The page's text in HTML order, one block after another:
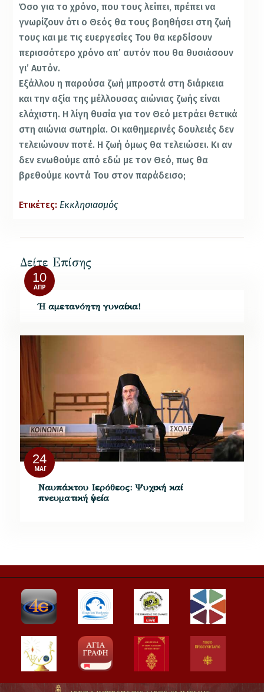
Όσο για το χρόνο, που τους λείπει, πρέπει να
γνωρίζουν ότι ο Θεός θα τους βοηθήσει στη ζωή
τους και με τις ευεργεσίες Του θα κερδίσουν
περισσότερο χρόνο απ’ αυτόν που θα θυσιάσουν
γι’ Αυτόν.
Εξάλλου η παρούσα ζωή μπροστά στη διάρκεια
και την αξία της μέλλουσας αιώνιας ζωής είναι
ελάχιστη. Η λίγη θυσία για τον Θεό μετράει θετικά
στη αιώνια σωτηρία. Οι καθημερινές δουλειές δεν
τελειώνουν ποτέ. Η ζωή όμως θα τελειώσει. Κι αν
δεν ενωθούμε από εδώ με τον Θεό, πως θα
βρεθούμε κοντά Του στον παράδεισο;
Ετικέτες: Εκκλησιασμός
Δείτε Επίσης
10
ΑΠΡ
Ή αμετανόητη γυναίκα!
24
ΜΆΙ
Ναυπάκτου Ιερόθεος: Ψυχική καί
πνευματική ὑγεία